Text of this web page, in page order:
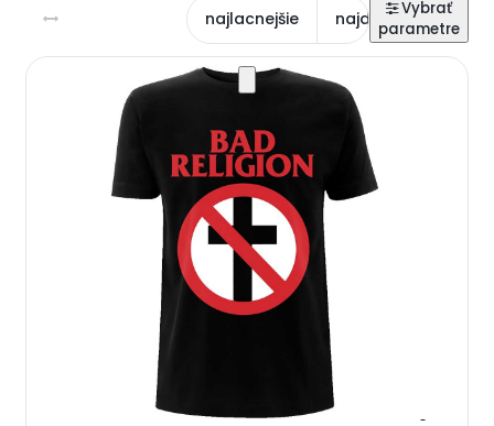
najlacnejšie najdrahšie